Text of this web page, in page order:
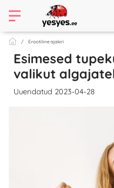
Erootiline ajakiri
Esimesed
valikut
Uuendatud 2023-04-28